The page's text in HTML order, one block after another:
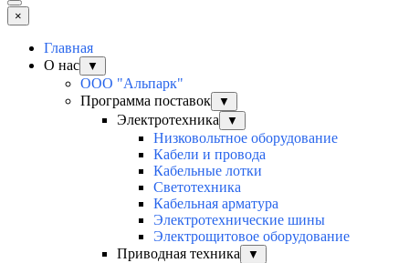
×
Главная
О нас
▼
ООО "Альпарк"
Программа поставок
▼
Электротехника ▼
Низковольтное оборудование
Кабели и провода
Кабельные лотки
Светотехника
Кабельная арматура
Электротехнические шины
Электрощитовое оборудование
Приводная техника
▼